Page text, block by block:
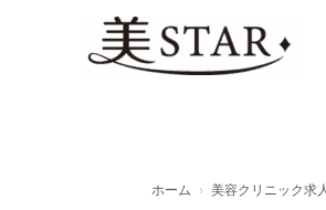
ホーム › 美容クリニック求